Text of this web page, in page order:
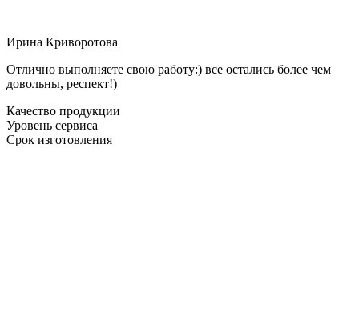
Ирина Криворотова
Отлично выполняете свою работу:) все остались более чем
довольны, респект!)
Качество продукции
Уровень сервиса
Срок изготовления